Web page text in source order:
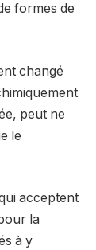
formes de
changé
peut ne
le
acceptent
la
à y